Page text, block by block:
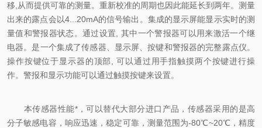
移,从而提供可靠的测量。重新校准的周期也因此能延长到两年。测量
出来的露点会以4...20mA的信号输出。集成的显示屏能显示实时的测
量值和警报器状态。通过设置, 其中一个警报器可以用来激活一个继
电器。是一个集成了传感器、显示屏、按键和警报器的完整露点仪。
操作按键位于显示器的顶部, 可以通过用手指触摸两个按键进行操
作。警报和显示功能可以通过触摸按键来设置。
本传感器性能*，可以替代大部分进口产品，传感器采用的是高
分子敏感电容，响应迅速，稳定可靠，测量范围为-80℃~20℃，精度